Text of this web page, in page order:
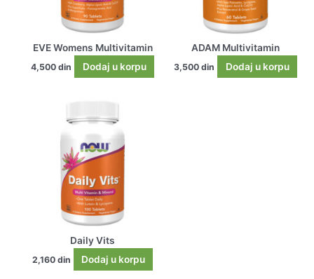
EVE Womens Multivitamin
4,500din Dodaj u korpu
ADAM Multivitamin
3,500din Dodaj u korpu
Daily Vits
2,160 din Dodaj u korpu